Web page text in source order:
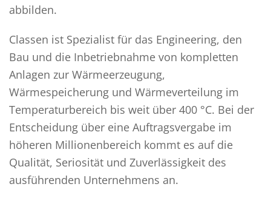
abbilden.
Classen ist Spezialist für das Engineering, den
Bau und die Inbetriebnahme von kompletten
Anlagen zur Wärmeerzeugung,
Wärmespeicherung und Wärmeverteilung im
Temperaturbereich bis weit über 400 °C. Bei der
Entscheidung über eine Auftragsvergabe im
höheren Millionenbereich kommt es auf die
Qualität, Seriosität und Zuverlässigkeit des
ausführenden Unternehmens an.